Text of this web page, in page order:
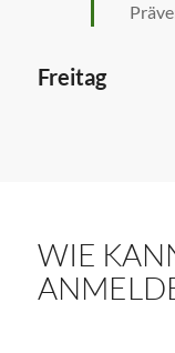
Freitag
WIE